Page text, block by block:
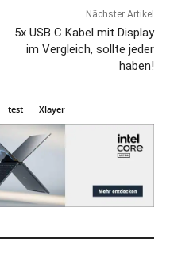
Nächster Artikel
5x USB C Kabel mit Display
im Vergleich, sollte jeder
haben!
test Xlayer